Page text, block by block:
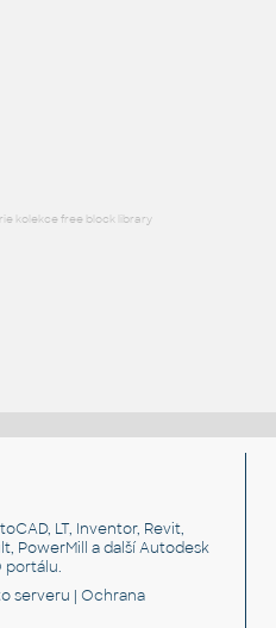
kolekce free block library
LT, Inventor, Revit,
PowerMill a další Autodesk
portálu.
serveru |Ochrana